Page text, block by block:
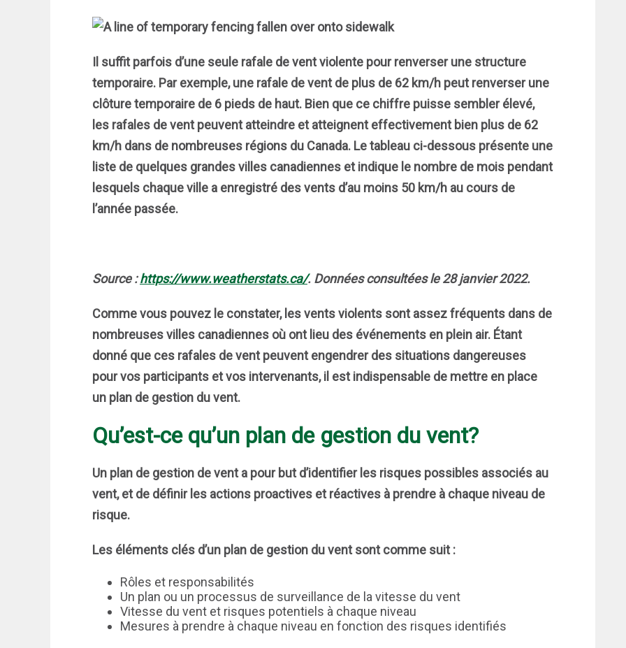
Il suffit parfois d’une seule rafale de vent violente pour renverser une structure
temporaire. Par exemple, une rafale de vent de plus de 62 km/h peut renverser une
clôture temporaire de 6 pieds de haut. Bien que ce chiffre puisse sembler élevé,
les rafales de vent peuvent atteindre et atteignent effectivement bien plus de 62
km/h dans de nombreuses régions du Canada. Le tableau ci-dessous présente une
liste de quelques grandes villes canadiennes et indique le nombre de mois pendant
lesquels chaque ville a enregistré des vents d’au moins 50 km/h au cours de
l’année passée.
Source :https://www.weatherstats.ca/. Données consultées le 28 janvier 2022.
Comme vous pouvez le constater, les vents violents sont assez fréquents dans de
nombreuses villes canadiennes où ont lieu des événements en plein air. Étant
donné que ces rafales de vent peuvent engendrer des situations dangereuses
pour vos participants et vos intervenants, il est indispensable de mettre en place
un plan de gestion du vent.
Qu’est-ce qu’un plan de gestion du vent?
Un plan de gestion de vent a pour but d’identifier les risques possibles associés au
vent, et de définir les actions proactives et réactives à prendre à chaque niveau de
risque.
Les éléments clés d’un plan de gestion du vent sont comme suit :
Rôles et responsabilités
Un plan ou un processus de surveillance de la vitesse du vent
Vitesse du vent et risques potentiels à chaque niveau
Mesures à prendre à chaque niveau en fonction des risques identifiés